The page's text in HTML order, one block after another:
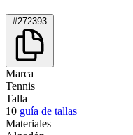
#272393
Marca
Tennis
Talla
10 guía de tallas
Materiales